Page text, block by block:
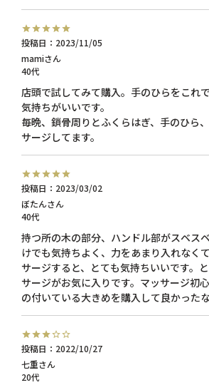
mami
40代
投稿日 2023/11/05
店頭で試してみて購入。手のひらをこれ
気持ちがいいです。
毎晩、鎖骨周りとふくらはぎ、手のひら
サージしてます。
ぼたん
40代
投稿日 2023/03/02
持つ所の木の部分、ハンドル部がスベス
けでも気持ちよく、力をあまり入れなく
サージすると、とても気持ちいいです。
サージがお気に入りです。マッサージ初
の付いている大きめを購入して良かった
七重
20代
投稿日 2022/10/27